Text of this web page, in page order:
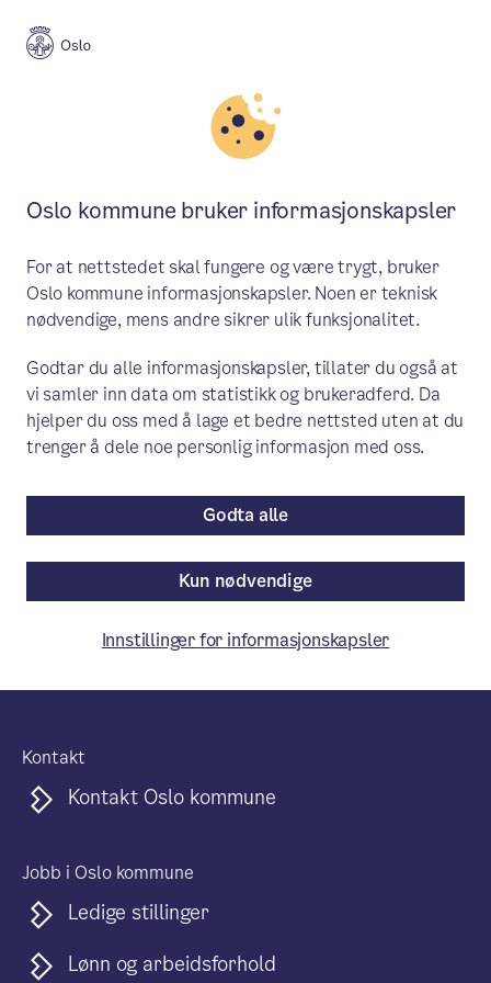
ByplanOslo
Alle saker
Vis filter
Kontakt
Kontakt Oslo kommune
Jobb i Oslo kommune
Ledige stillinger
Lønn og arbeidsforhold
Oslo kommune bruker informasjonskapsler
For at nettstedet skal fungere og være trygt, bruker
Oslo kommune informasjonskapsler. Noen er teknisk
nødvendige, mens andre sikrer ulik funksjonalitet.
Godtar du alle informasjonskapsler, tillater du også at
vi samler inn data om statistikk og brukeradferd. Da
hjelper du oss med å lage et bedre nettsted uten at du
trenger å dele noe personlig informasjon med oss.
Kun nødvendige
Godta alle
Innstillinger for informasjonskapsler